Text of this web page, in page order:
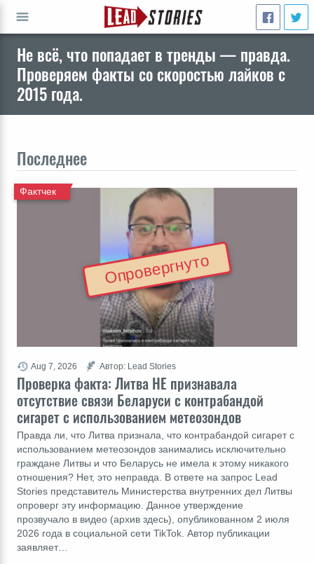
Не всё, что попадает в тренды — правда.
Проверяем факты со скоростью лайков с
2015 года.
Последнее
Проверка факта: Литва НЕ признавала
отсутствие связи Беларуси с контрабандой
сигарет с использованием метеозондов
Фактчек
Правда ли, что Литва признала, что контрабандой сигарет с
использованием метеозондов занимались исключительно
граждане Литвы и что Беларусь не имела к этому никакого
отношения? Нет, это неправда. В ответе на запрос Lead
Stories представитель Министерства внутренних дел Литвы
опроверг эту информацию. Данное утверждение
прозвучало в видео (архив здесь), опубликованном 2 июля
2026 года в социальной сети TikTok. Автор публикации
заявляет…
Aug 7, 2026 Автор: Lead Stories
Опровергнуто
ПЕРЕЙТИ